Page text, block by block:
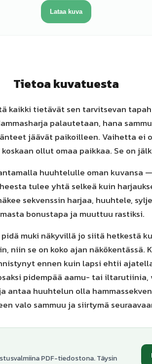
Lataa kuva
Tietoa kuvatuesta
kaikki tietävät sen tarvitsevan
palautetaan, hana
jäävät paikoilleen. Vaihetta ei
ollut omaa paikkaa. Se on
huuhtelulle oman kuvansa
tulee yhtä selkeä kuin
sekvenssin harjaa, huuhtele,
bonustapa ja muuttuu rastiksi.
muki näkyvillä jo siitä hetkestä
niin se on koko ajan näkökentässä.
ennen kuin lapsi ehtii
pidempää aamu- tai
antaa huuhtelun olla
valo sammuu ja siirtymä
PDF-tiedostona. Täysin